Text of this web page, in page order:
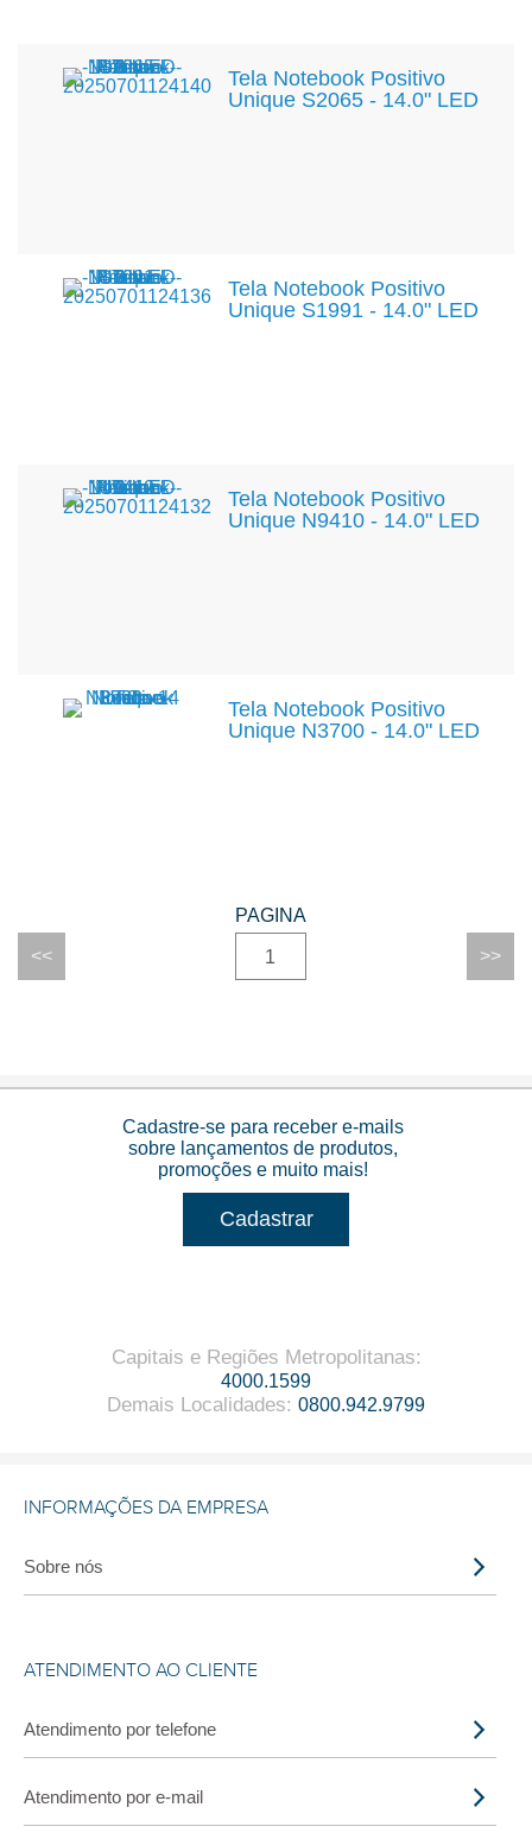
Tela Notebook Positivo
Unique S2065 - 14.0" LED
Tela Notebook Positivo
Unique S1991 - 14.0" LED
Tela Notebook Positivo
Unique N9410 - 14.0" LED
Tela Notebook Positivo
Unique N3700 - 14.0" LED
1
Cadastre-se para receber e-mails
sobre lançamentos de produtos,
promoções e muito mais!
Cadastrar
Capitais e Regiões Metropolitanas:
4000.1599
Demais Localidades: 0800.942.9799
INFORMAÇÕES DA EMPRESA
Sobre nós
ATENDIMENTO AO CLIENTE
Atendimento por telefone
Atendimento por e-mail